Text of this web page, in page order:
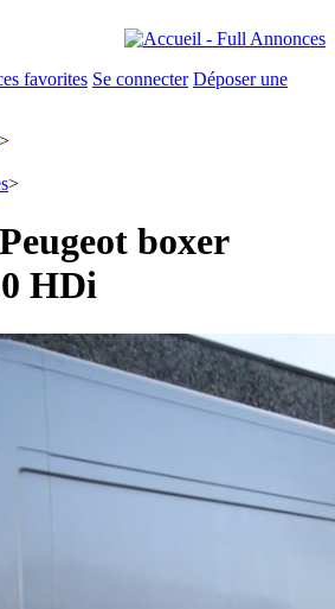
favorites Se connecter Déposer une
>
>
boxer
HDi